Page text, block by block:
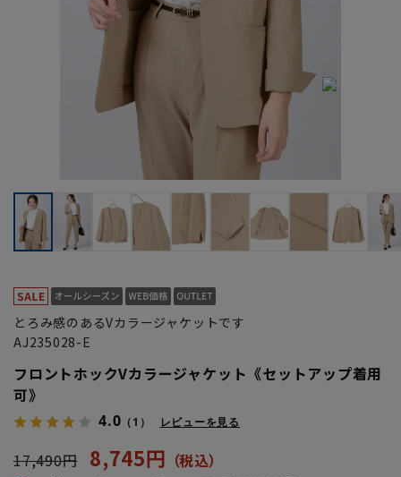
とろみ感のあるVカラージャケットです
AJ235028-E
フロントホックVカラージャケット《セットアップ着用
可》
4.0 （1） レビューを見る
17,490円 8,745円